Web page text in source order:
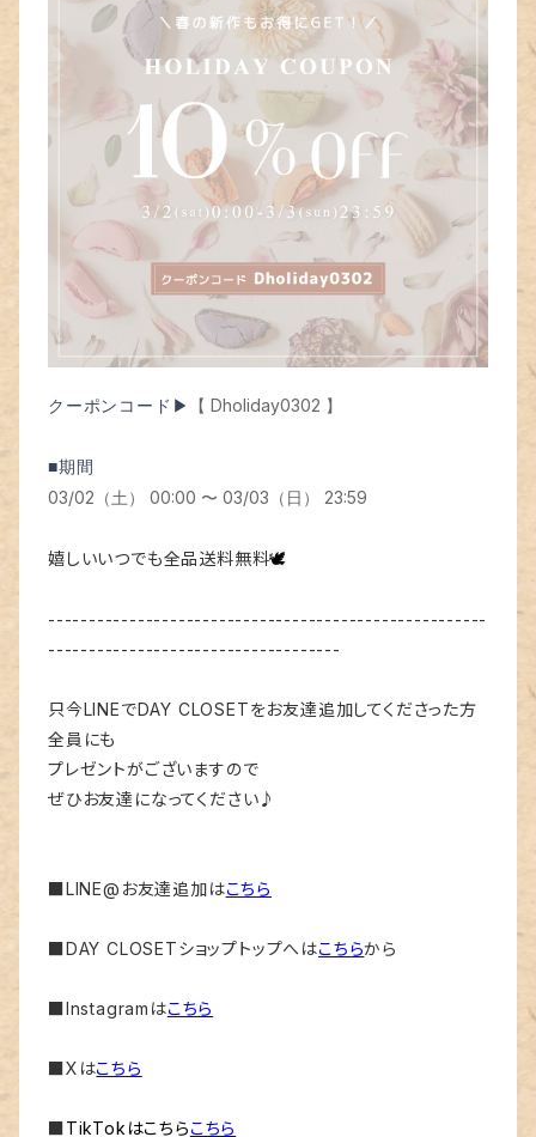
クーポンコード▶ 【 Dholiday0302 】
■期間
03/02（土） 00:00 〜 03/03（日） 23:59
嬉しいいつでも全品送料無料🕊
------------------------------------------------------
------------------------------------
只今LINEでDAY CLOSETをお友達追加してくださった方
全員にも
プレゼントがございますので
ぜひお友達になってください♪
■LINE@お友達追加はこちら
■DAY CLOSETショップトップへはこちらから
■Instagramはこちら
■Xはこちら
■TikTokはこちらこちら